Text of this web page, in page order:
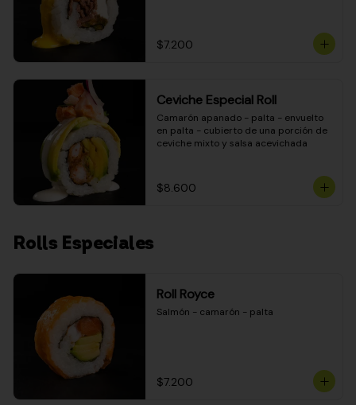
$7.200
Ceviche Especial Roll
Camarón apanado - palta - envuelto
en palta - cubierto de una porción de
ceviche mixto y salsa acevichada
$8.600
Rolls Especiales
Roll Royce
Salmón - camarón - palta
$7.200